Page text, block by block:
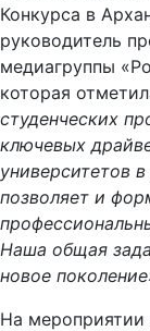
Конкурса в
руководитель
медиагруппы
которая
студенческих
ключевых
университетов
позволяет и
Наша общая
новое
На мероприятии